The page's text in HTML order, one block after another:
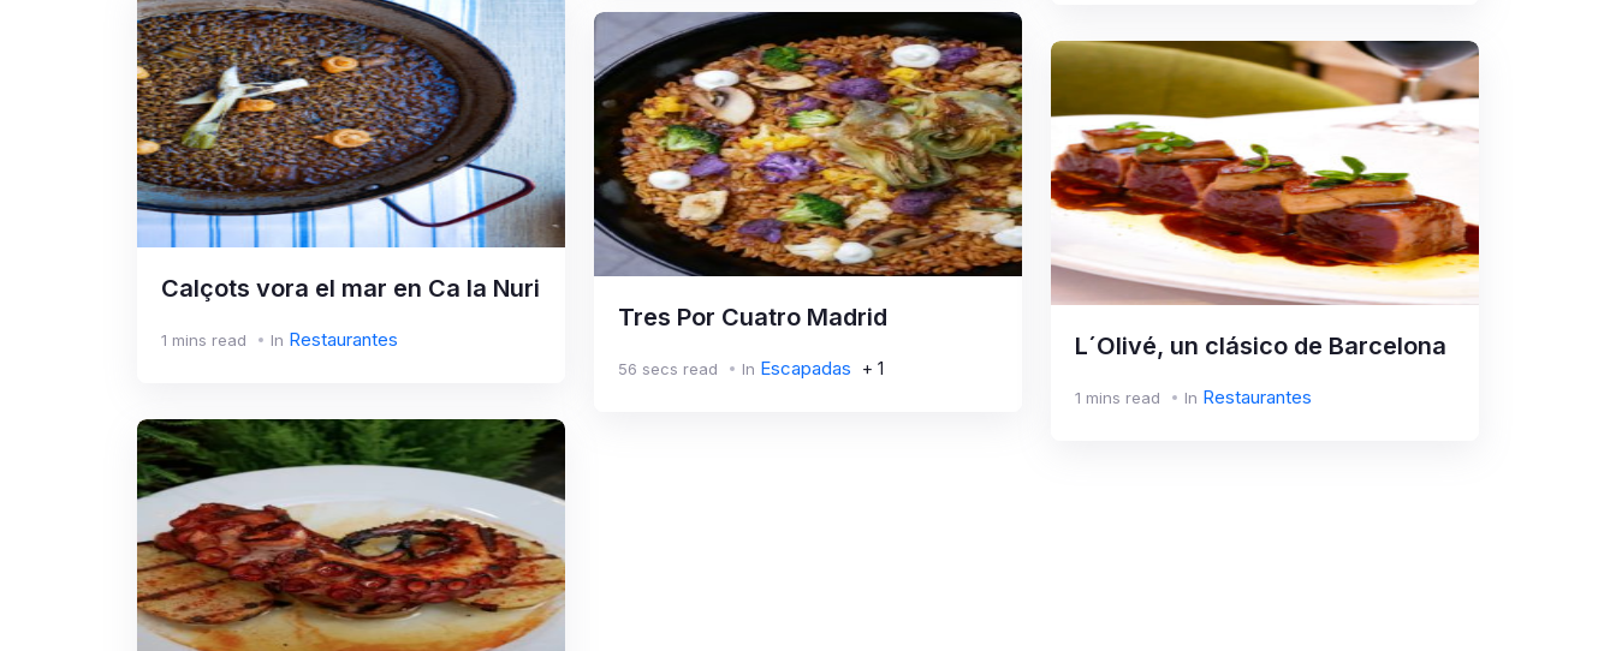
Calçots vora el mar en Ca la Nuri
1 mins read In Restaurantes
Tres Por Cuatro Madrid
56 secs read In Escapadas + 1
L´Olivé, un clásico de Barcelona
1 mins read In Restaurantes